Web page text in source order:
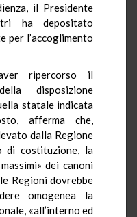
il Presidente
ha depositato
per l’accoglimento
ripercorso il
disposizione
statale indicata
afferma che,
dalla Regione
di costituzione, la
dei canoni
Regioni dovrebbe
omogenea la
«all’interno ed